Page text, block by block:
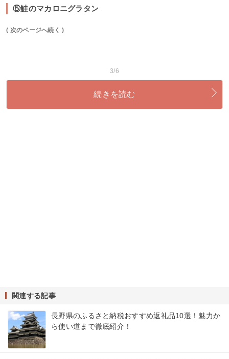
⑤鮭のマカロニグラタン
( 次のページへ続く )
3/6
続きを読む
関連する記事
長野県のふるさと納税おすすめ返礼品10選！魅力か
ら使い道まで徹底紹介！